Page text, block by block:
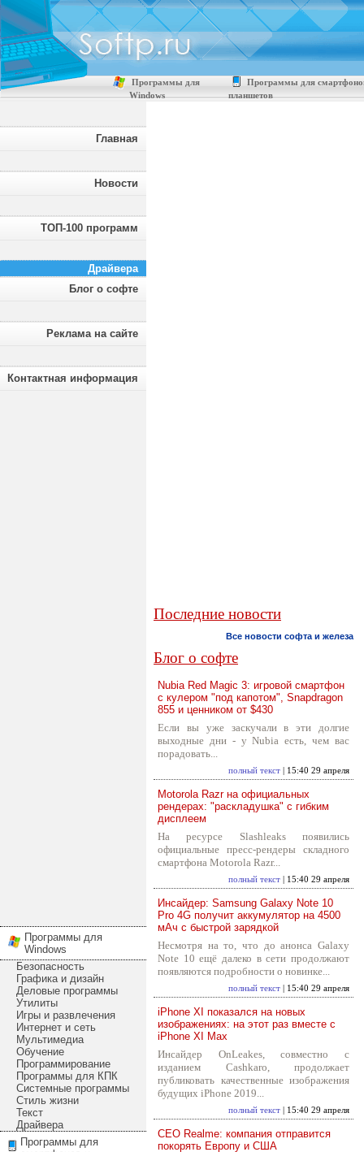
Программы для
Windows
Программы для
планшетов
Главная
Новости
ТОП-100 программ
Драйвера
Блог о софте
Реклама на сайте
Контактная информация
Программы для
Windows
Безопасность
Графика и дизайн
Деловые программы
Утилиты
Игры и развлечения
Интернет и сеть
Мультимедиа
Обучение
Программирование
Программы для КПК
Системные программы
Стиль жизни
Текст
Драйвера
Программы для
Последние новости
Все новости софта и железа
Блог о софте
Nubia Red Magic 3: игровой смартфон
с кулером "под капотом", Snapdragon
855 и ценником от $430
Если вы уже заскучали в эти долгие
выходные дни - у Nubia есть, чем вас
порадовать...
полный текст | 15:40 29 апреля
Motorola Razr на официальных
рендерах: "раскладушка" с гибким
дисплеем
На ресурсе Slashleaks появились
официальные пресс-рендеры складного
смартфона Motorola Razr...
полный текст | 15:40 29 апреля
Инсайдер: Samsung Galaxy Note 10
Pro 4G получит аккумулятор на 4500
мАч с быстрой зарядкой
Несмотря на то, что до анонса Galaxy
Note 10 ещё далеко в сети продолжают
появляются подробности о новинке...
полный текст | 15:40 29 апреля
iPhone XI показался на новых
изображениях: на этот раз вместе с
iPhone XI Max
Инсайдер OnLeakes, совместно с
изданием Cashkaro, продолжает
публиковать качественные изображения
будущих iPhone 2019...
полный текст | 15:40 29 апреля
CEO Realme: компания отправится
покорять Европу и США